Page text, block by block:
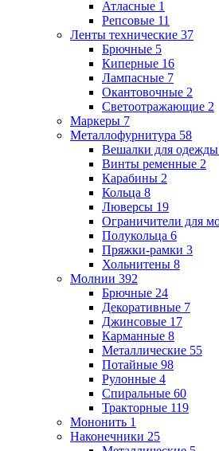
Атласные 1
Репсовые 11
Ленты технические 37
Брючные 5
Киперные 16
Лампасные 7
Окантовочные 2
Светоотражающие 2
Маркеры 7
Металлофурнитура 58
Вешалки для одежды
Винты ременные 2
Карабины 2
Кольца 8
Люверсы 19
Ограничители для
Полукольца 6
Пряжки-рамки 3
Хольнитены 8
Молнии 392
Брючные 24
Декоративные 7
Джинсовые 17
Карманные 8
Металлические 55
Потайные 98
Рулонные 4
Спиральные 60
Тракторные 119
Мононить 1
Наконечники 25